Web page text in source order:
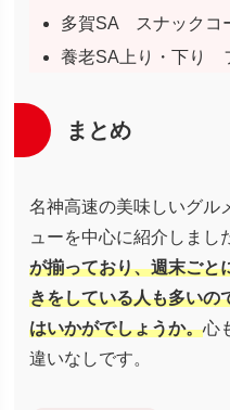
多賀SA スナックコ
養老SA上り・下り
まとめ
名神高速の美味しいグル
ューを中心に紹介しまし
が揃っており、週末ごと
きをしている人も多いの
はいかがでしょうか。心
違いなしです。